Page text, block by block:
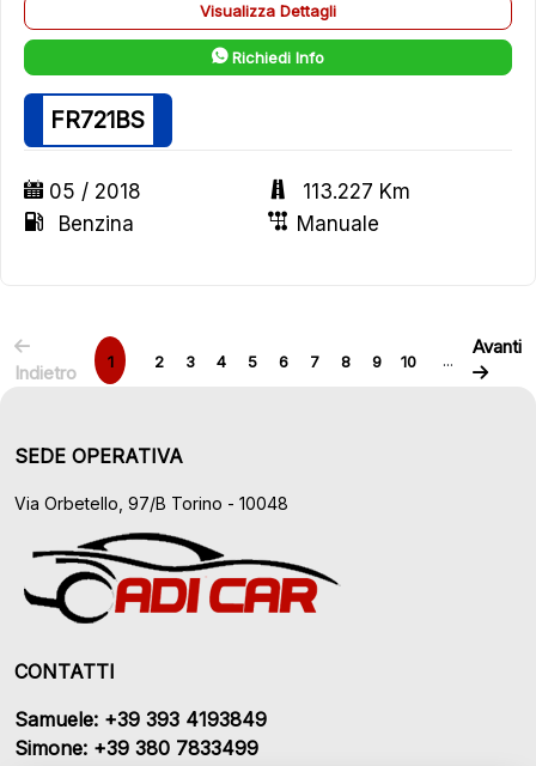
Visualizza Dettagli
Richiedi Info
FR721BS
05 / 2018
113.227 Km
Benzina
Manuale
Indietro 1 2 3 4 5 6 7 8 9 10 ...
Avanti
SEDE OPERATIVA
Via Orbetello, 97/B Torino - 10048
CONTATTI
Samuele: +39 393 4193849
Simone: +39 380 7833499